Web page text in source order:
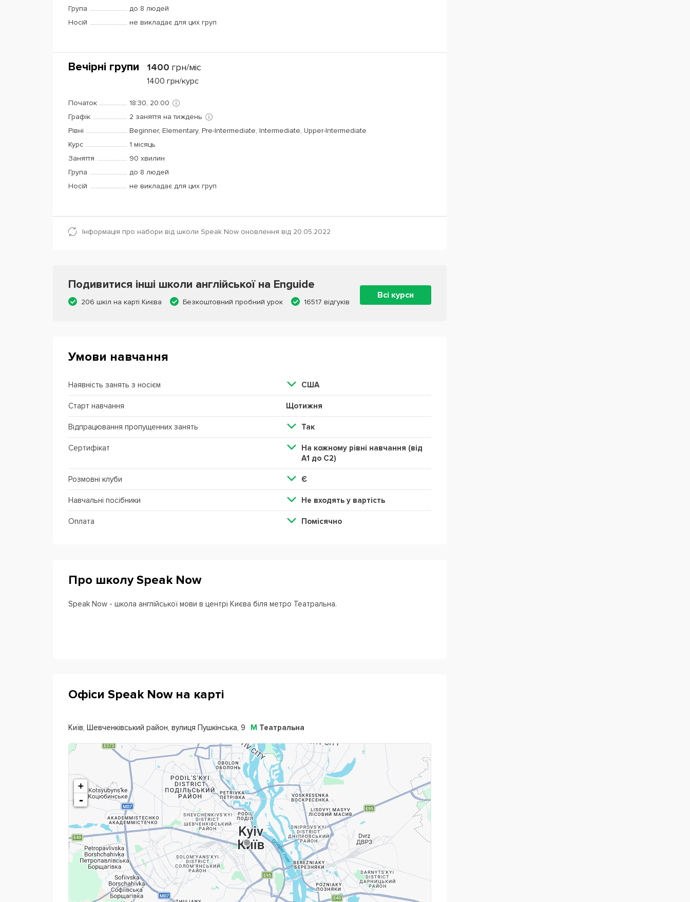
Група
до 8 людей
Носій
не викладає для цих груп
Вечірні групи 1400 грн/міс
1400 грн/курс
Початок
18:30, 20:00
Графік
2 заняття на тиждень
Рівні
Beginner, Elementary, Pre-Intermediate, Intermediate, Upper-Intermediate
Курс
1 місяць
Заняття
90 хвилин
Група
до 8 людей
Носій
не викладає для цих груп
Інформація про набори від школи Speak Now оновлення від 20.05.2022
Подивитися інші школи англійської на Enguide
206 шкіл на карті Києва Безкоштовний пробний урок 16517 відгуків
Всі курси
Умови навчання
Наявність занять з носієм США
Старт навчання Щотижня
Відпрацювання пропущенних занять Так
Сертифікат
На кожному рівні навчання (від
А1 до С2)
Розмовні клуби Є
Навчальні посібники Не входять у вартість
Оплата Помісячно
Про школу Speak Now
Speak Now - школа англійської мови в центрі Києва біля метро Театральна.
Офіси Speak Now на карті
Київ, Шевченківський район, вулиця Пушкінська, 9 М Театральна
+
-